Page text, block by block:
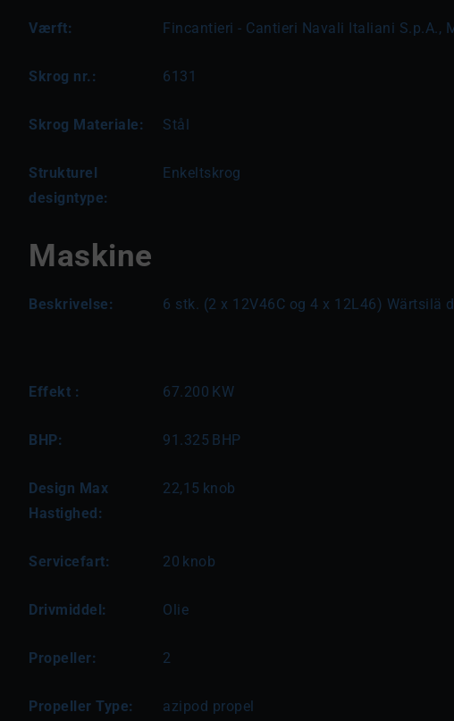
Værft: Fincantieri - Cantieri Navali Italiani S.p.A.,
Skrog nr.: 6131
Skrog Materiale: Stål
Strukturel
designtype:
Enkeltskrog
Maskine
Beskrivelse: 6 stk. (2 x 12V46C og 4 x 12L46) Wärtsilä
Effekt : 67.200 KW
BHP: 91.325 BHP
Design Max
Hastighed:
22,15 knob
Servicefart: 20 knob
Drivmiddel: Olie
Propeller: 2
Propeller Type: azipod propel